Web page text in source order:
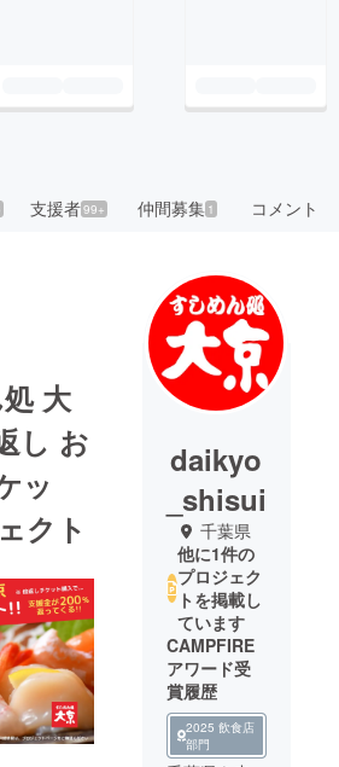
支援者99+ 仲間募集 1 コメント
大
し お
ッ
クト
daikyo
_shisui
千葉県
他に1件の
プロジェク
トを掲載し
ています
CAMPFIRE
アワード受
賞履歴
2025 飲食店
部門